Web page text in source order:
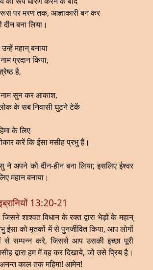
पर मरण तक, आज्ञाकारी बन कर
बना लिया।
महान् बनाया
प्रदान किया,
है,
सुन कर आकाश,
के सब निवासी घुटने टेकें
के लिए
करें कि ईसा मसीह प्रभु हैं।
ने अपने को दीन-हीन बना लिया; इसलिए ईश्वर
महान बनाया।
13:20-21
जिसने शाश्वत विधान के रक्त द्वारा भेड़ों के महान्
ईसा को मृतकों में से पुनर्जीवित किया, आप लोगों
से सम्पन्न करे, जिससे आप उसकी इच्छा पूरी
द्वारा हम में वह कर दिखाये, जो उसे प्रिय है।
अनन्त काल तक महिमा! आमेन!